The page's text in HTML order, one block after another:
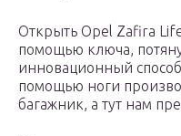
Открыть Opel Zafira
помощью ключа,
инновационный
помощью ноги
багажник, а тут нам